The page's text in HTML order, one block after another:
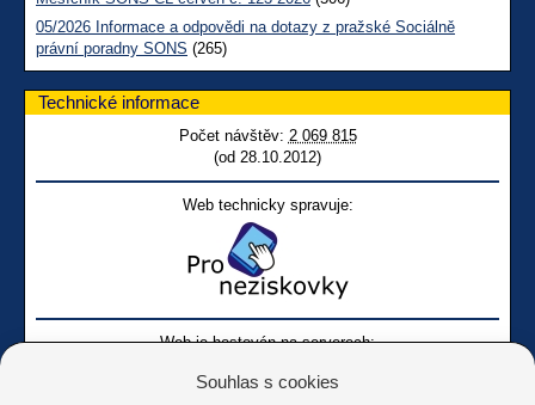
05/2026 Informace a odpovědi na dotazy z pražské Sociálně
právní poradny SONS (265)
Technické informace
Počet návštěv: 2 069 815
(od 28.10.2012)
Web technicky spravuje:
Web je hostován na serverech:
Souhlas s cookies